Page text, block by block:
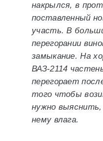
накрылся, в
поставленный
участь. В
перегорании
замыкание. На
ВАЗ-2114
перегорает
того чтобы
нужно
нему влага.